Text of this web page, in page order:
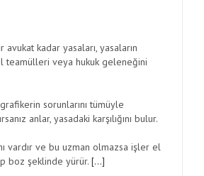
kadar yasaları, yasaların
teamülleri veya hukuk geleneğini
sorunlarını tümüyle
anlar, yasadaki karşılığını bulur.
vardır ve bu uzman olmazsa işler el
boz şeklinde yürür. […]